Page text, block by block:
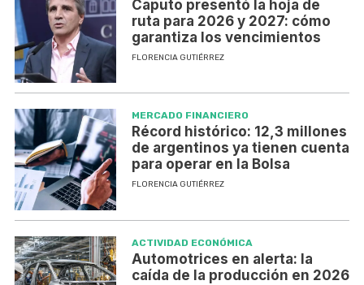
Caputo presentó la hoja de
ruta para 2026 y 2027: cómo
garantiza los vencimientos
FLORENCIA GUTIÉRREZ
MERCADO FINANCIERO
Récord histórico: 12,3 millones
de argentinos ya tienen cuenta
para operar en la Bolsa
FLORENCIA GUTIÉRREZ
ACTIVIDAD ECONÓMICA
Automotrices en alerta: la
caída de la producción en 2026